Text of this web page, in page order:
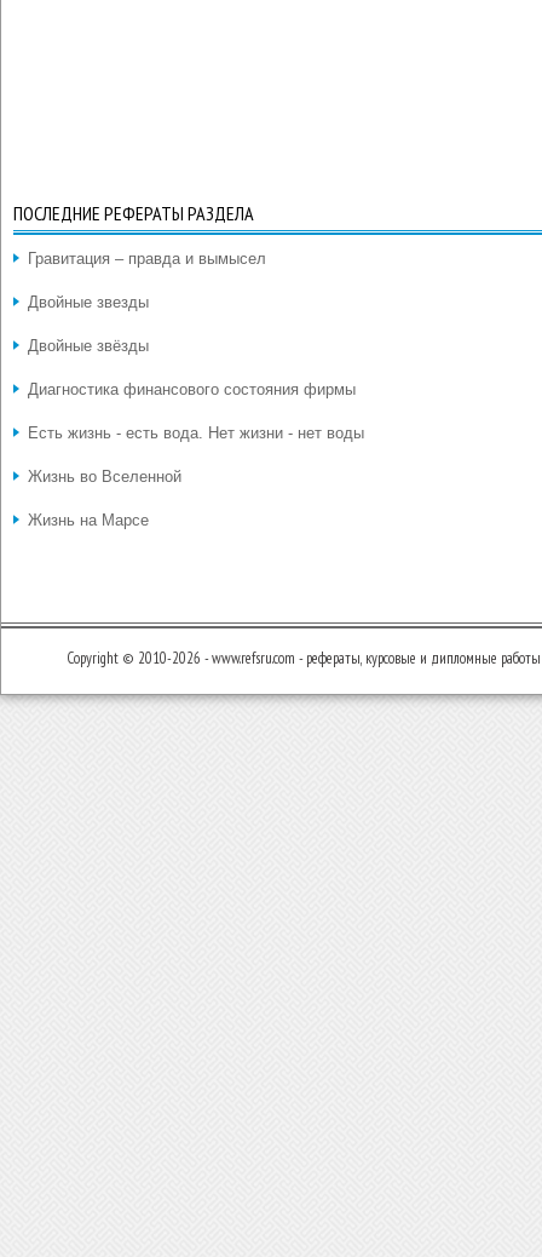
ПОСЛЕДНИЕ РЕФЕРАТЫ РАЗДЕЛА
Гравитация – правда и вымысел
Двойные звезды
Двойные звёзды
Диагностика финансового состояния фирмы
Есть жизнь - есть вода. Нет жизни - нет воды
Жизнь во Вселенной
Жизнь на Марсе
Copyright © 2010-2026 - www.refsru.com - рефераты, курсовые и дипломные работы